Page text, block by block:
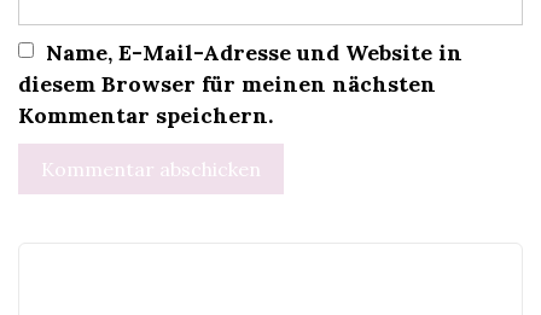
Name, E-Mail-Adresse und Website in
diesem Browser für meinen nächsten
Kommentar speichern.